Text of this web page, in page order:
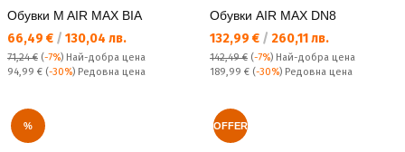
Обувки M AIR MAX BIA
Текуща цена:
66,49 € / 130,04 лв.
71,24 € (-7%) Най-добра цена
Редовна цена:
94,99 € (-30%) Редовна цена
Обувки AIR MAX DN8
Текуща цена:
132,99 € / 260,11 лв.
142,49 € (-7%) Най-добра цена
Редовна цена:
189,99 € (-30%) Редовна цена
% OFFER